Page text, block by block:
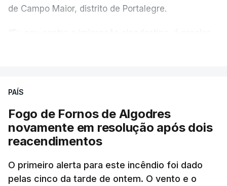
de Campo Maior, distrito de Portalegre.
nada disto é incompatível com tratarmos com
crianças", acrescentou.
António José Seguro mostrou dúvidas sobre se é
PAÍS
Fogo de Fornos de Algodres
novamente em resolução após dois
reacendimentos
O primeiro alerta para este incêndio foi dado
pelas cinco da tarde de ontem. O vento e o